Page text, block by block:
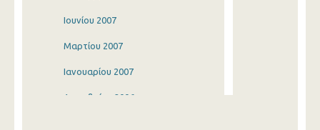
Ιουνίου 2007
Μαρτίου 2007
Ιανουαρίου 2007
Δεκεμβρίου 2006